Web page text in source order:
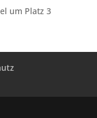
um Platz 3